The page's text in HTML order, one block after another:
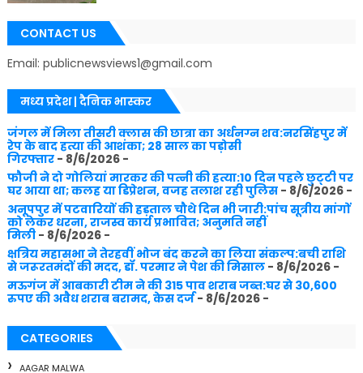
CONTACT US
Email: publicnewsviews1@gmail.com
मध्य प्रदेश | दैनिक भास्कर
जंगल में मिला तीसरी क्लास की छात्रा का अर्धनग्न शव:नरसिंहपुर में
रेप के बाद हत्या की आशंका; 28 साल का पड़ोसी
गिरफ्तार- 8/6/2026-
फौजी ने दो गोलियां मारकर की पत्नी की हत्या:10 दिन पहले छुट्‌टी पर
घर आया था; कलह या डिप्रेशन, वजह तलाश रही पुलिस- 8/6/2026-
अनूपपुर में पटवारियों की हड़ताल चौथे दिन भी जारी:पांच सूत्रीय मांगों
को लेकर धरना, राजस्व कार्य प्रभावित; अनुमति नहीं
मिली- 8/6/2026-
क्षत्रिय महासभा ने तेरहवीं भोज बंद करने का लिया संकल्प:बची राशि
से जरूरतमंदों की मदद, डॉ. परमार ने पेश की मिसाल- 8/6/2026-
मऊगंज में आबकारी टीम ने की 315 पाव शराब जब्त:घर से 30,600
रुपए की अवैध शराब बरामद, केस दर्ज- 8/6/2026-
CATEGORIES
AAGAR MALWA